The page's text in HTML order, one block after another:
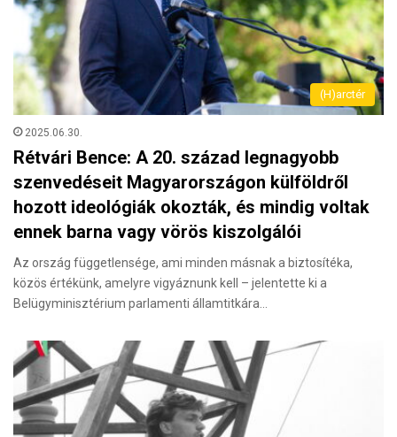
(H)arctér
2025.06.30.
Rétvári Bence: A 20. század legnagyobb
szenvedéseit Magyarországon külföldről
hozott ideológiák okozták, és mindig voltak
ennek barna vagy vörös kiszolgálói
Az ország függetlensége, ami minden másnak a biztosítéka,
közös értékünk, amelyre vigyáznunk kell – jelentette ki a
Belügyminisztérium parlamenti államtitkára…